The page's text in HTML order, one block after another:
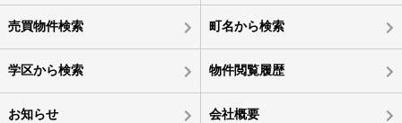
売買物件検索 町名から検索
学区から検索 物件閲覧履歴
お知らせ 会社概要